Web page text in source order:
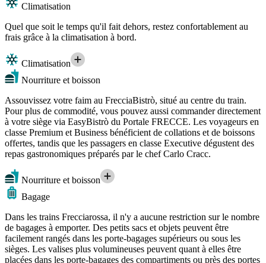
Climatisation
Quel que soit le temps qu'il fait dehors, restez confortablement au
frais grâce à la climatisation à bord.
Climatisation
Nourriture et boisson
Assouvissez votre faim au FrecciaBistrò, situé au centre du train.
Pour plus de commodité, vous pouvez aussi commander directement
à votre siège via EasyBistrò du Portale FRECCE. Les voyageurs en
classe Premium et Business bénéficient de collations et de boissons
offertes, tandis que les passagers en classe Executive dégustent des
repas gastronomiques préparés par le chef Carlo Cracc.
Nourriture et boisson
Bagage
Dans les trains Frecciarossa, il n'y a aucune restriction sur le nombre
de bagages à emporter. Des petits sacs et objets peuvent être
facilement rangés dans les porte-bagages supérieurs ou sous les
sièges. Les valises plus volumineuses peuvent quant à elles être
placées dans les porte-bagages des compartiments ou près des portes